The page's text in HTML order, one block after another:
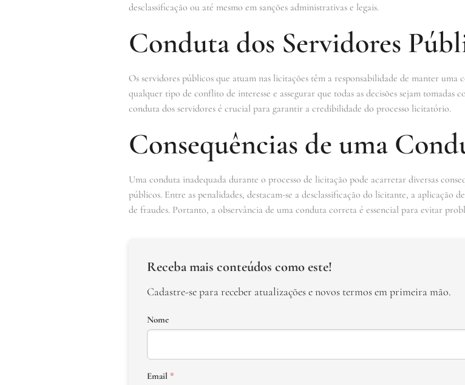
desclassificação ou até mesmo em sanções administrativas e legais.
Conduta dos Servidores
Os servidores públicos que atuam nas licitações têm a responsabilidade de manter
qualquer tipo de conflito de interesse e assegurar que todas as decisões sejam
conduta dos servidores é crucial para garantir a credibilidade do processo licitatório.
Consequências de uma
Uma conduta inadequada durante o processo de licitação pode acarretar diversas
públicos. Entre as penalidades, destacam-se a desclassificação do licitante, a aplicação
de fraudes. Portanto, a observância de uma conduta correta é essencial para evitar
Receba mais conteúdos como este!
Cadastre-se para receber atualizações e novos termos em primeira mão.
Nome
Email *